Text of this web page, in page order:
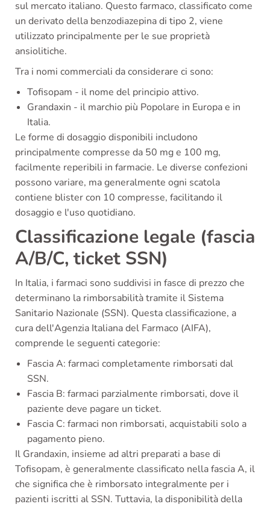
sul mercato italiano. Questo farmaco, classificato come
un derivato della benzodiazepina di tipo 2, viene
utilizzato principalmente per le sue proprietà
ansiolitiche.
Tra i nomi commerciali da considerare ci sono:
Tofisopam - il nome del principio attivo.
Grandaxin - il marchio più Popolare in Europa e in
Italia.
Le forme di dosaggio disponibili includono
principalmente compresse da 50 mg e 100 mg,
facilmente reperibili in farmacie. Le diverse confezioni
possono variare, ma generalmente ogni scatola
contiene blister con 10 compresse, facilitando il
dosaggio e l'uso quotidiano.
Classificazione legale (fascia
A/B/C, ticket SSN)
In Italia, i farmaci sono suddivisi in fasce di prezzo che
determinano la rimborsabilità tramite il Sistema
Sanitario Nazionale (SSN). Questa classificazione, a
cura dell'Agenzia Italiana del Farmaco (AIFA),
comprende le seguenti categorie:
Fascia A: farmaci completamente rimborsati dal
SSN.
Fascia B: farmaci parzialmente rimborsati, dove il
paziente deve pagare un ticket.
Fascia C: farmaci non rimborsati, acquistabili solo a
pagamento pieno.
Il Grandaxin, insieme ad altri preparati a base di
Tofisopam, è generalmente classificato nella fascia A, il
che significa che è rimborsato integralmente per i
pazienti iscritti al SSN. Tuttavia, la disponibilità della